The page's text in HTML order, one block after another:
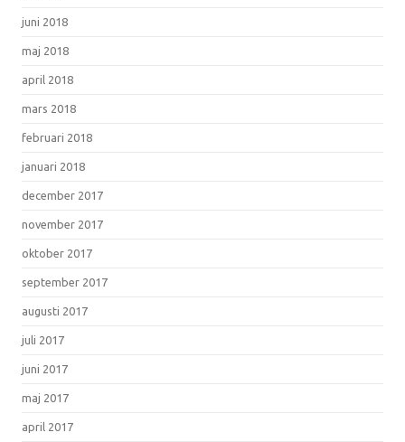
juni 2018
maj 2018
april 2018
mars 2018
februari 2018
januari 2018
december 2017
november 2017
oktober 2017
september 2017
augusti 2017
juli 2017
juni 2017
maj 2017
april 2017